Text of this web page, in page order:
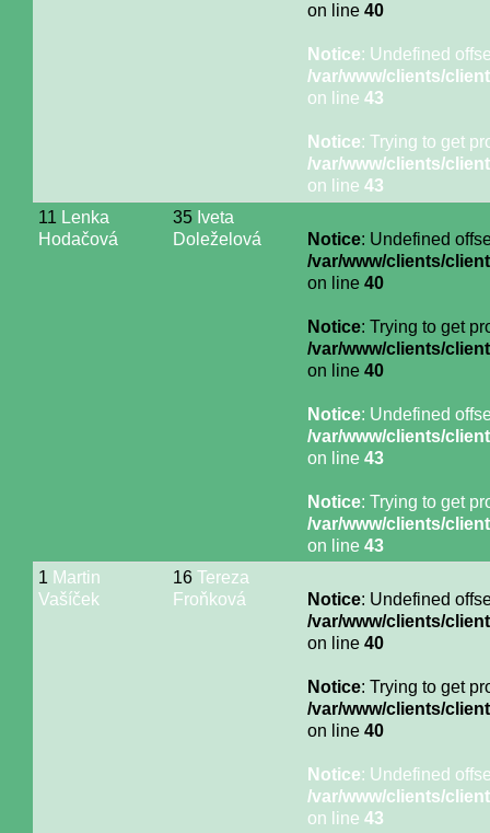
on line 40
Notice: Undefined
/var/www/clients/
on line 43
Notice: Trying to get
/var/www/clients/
on line 43
11 Lenka
Hodačová
35 Iveta
Doleželová
Notice: Undefined
/var/www/clients/
on line 40
Notice: Trying to get
/var/www/clients/
on line 40
Notice: Undefined
/var/www/clients/
on line 43
Notice: Trying to get
/var/www/clients/
on line 43
1 Martin
Vašíček
16 Tereza
Froňková
Notice: Undefined
/var/www/clients/
on line 40
Notice: Trying to get
/var/www/clients/
on line 40
Notice: Undefined
/var/www/clients/
on line 43